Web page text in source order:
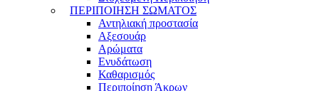
ΠΕΡΙΠΟΙΗΣΗ ΣΩΜΑΤΟΣ
Αντηλιακή προστασία
Αξεσουάρ
Αρώματα
Ενυδάτωση
Καθαρισμός
Περιποίηση Άκρων